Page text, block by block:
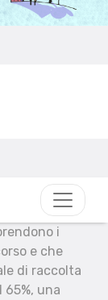
i
e che
di raccolta
una